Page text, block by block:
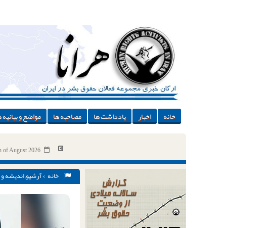
خانه اخبار یادداشت ها مصاحبه ها مواضع و بیانیه
of August 2026
خانه >آرشیو,اندیشه